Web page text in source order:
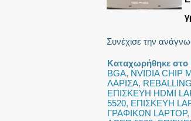
Συνέχισε την
Καταχωρήθηκε στο
BGA, NVIDIA CHIP
ΛΑΡΙΣΑ,
ΕΠΙΣΚΕΥΗ HDMI
5520, ΕΠΙΣΚΕΥΗ
ΓΡΑΦΙΚΩΝ LAPTOP,